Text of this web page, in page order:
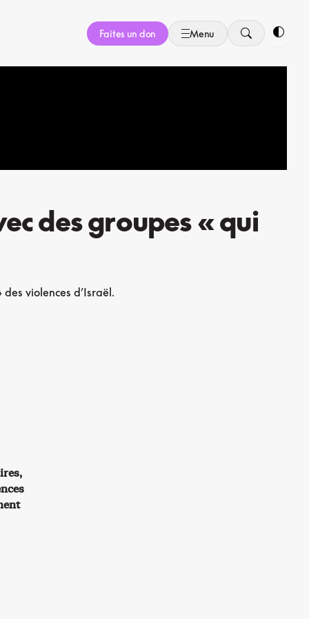
Faites un don Menu
des groupes « qui
violences d’Israël.